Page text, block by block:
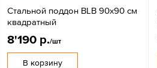
Стальной поддон BLB 90х90 см
квадратный
8'190 р./шт
В корзину